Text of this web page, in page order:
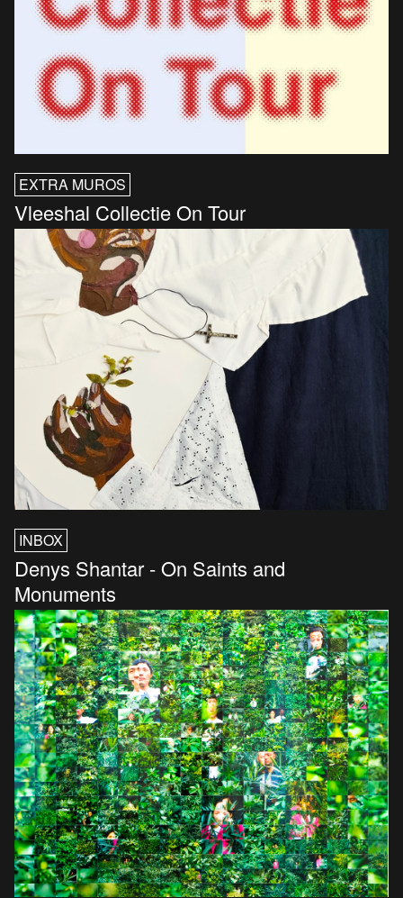
EXTRA MUROS
Vleeshal Collectie On Tour
INBOX
Denys Shantar - On Saints and
Monuments